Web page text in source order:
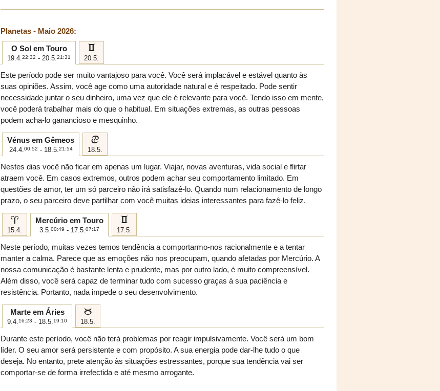
Planetas - Maio 2026:
O Sol em Touro
19.4. 22:32 - 20.5. 21:31
c
20.5.
Este período pode ser muito vantajoso para você. Você será implacável e estável quanto às
suas opiniões. Assim, você age como uma autoridade natural e é respeitado. Pode sentir
necessidade juntar o seu dinheiro, uma vez que ele é relevante para você. Tendo isso em mente,
você poderá trabalhar mais do que o habitual. Em situações extremas, as outras pessoas
podem acha-lo ganancioso e mesquinho.
Vénus em Gêmeos
24.4. 00:52 - 18.5. 21:54
d
18.5.
Nestes dias você não ficar em apenas um lugar. Viajar, novas aventuras, vida social e flirtar
atraem você. Em casos extremos, outros podem achar seu comportamento limitado. Em
questões de amor, ter um só parceiro não irá satisfazê-lo. Quando num relacionamento de longo
prazo, o seu parceiro deve partilhar com você muitas ideias interessantes para fazê-lo feliz.
a
15.4.
Mercúrio em Touro
3.5. 00:49 - 17.5. 07:17
c
17.5.
Neste período, muitas vezes temos tendência a comportarmo-nos racionalmente e a tentar
manter a calma. Parece que as emoções não nos preocupam, quando afetadas por Mercúrio. A
nossa comunicação é bastante lenta e prudente, mas por outro lado, é muito compreensível.
Além disso, você será capaz de terminar tudo com sucesso graças à sua paciência e
resistência. Portanto, nada impede o seu desenvolvimento.
Marte em Áries
9.4. 16:23 - 18.5. 19:10
b
18.5.
Durante este período, você não terá problemas por reagir impulsivamente. Você será um bom
líder. O seu amor será persistente e com propósito. A sua energia pode dar-lhe tudo o que
deseja. No entanto, prete atenção às situações estressantes, porque sua tendência vai ser
comportar-se de forma irrefectida e até mesmo arrogante.